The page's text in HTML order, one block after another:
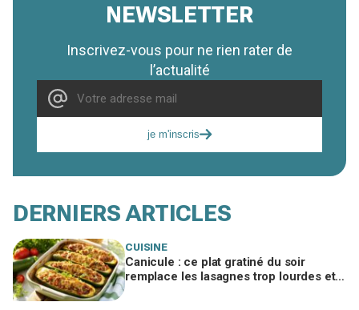
NEWSLETTER
Inscrivez-vous pour ne rien rater de
l’actualité
je m'inscris
DERNIERS ARTICLES
CUISINE
Canicule : ce plat gratiné du soir
remplace les lasagnes trop lourdes et